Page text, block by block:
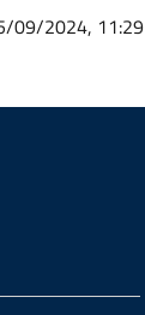
09/2024, 11:29